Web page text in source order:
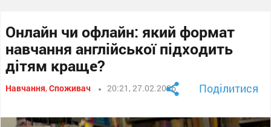
Онлайн чи офлайн: який формат
навчання англійської підходить
дітям краще?
Навчання,Споживач 20:21, 27.02.2026 Поділитися